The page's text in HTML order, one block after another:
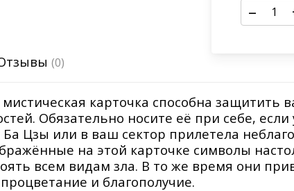
–
(0)
карточка способна защитить
Обязательно носите её при себе,
Цзы или в ваш сектор прилетела
на этой карточке символы
всем видам зла. В то же время они
и благополучие.